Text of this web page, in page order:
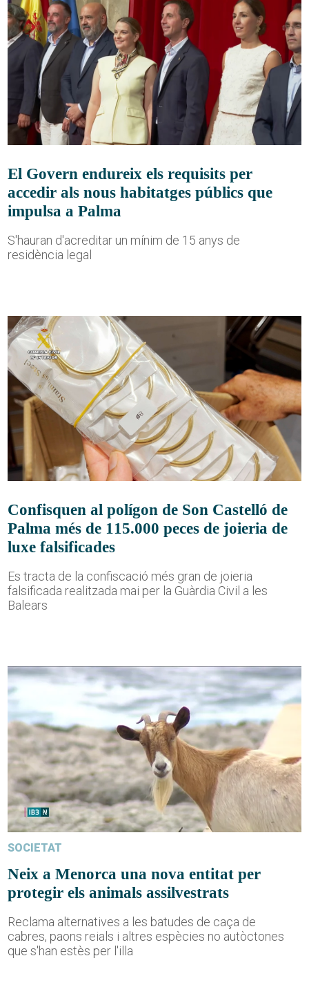
El Govern endureix els requisits per
accedir als nous habitatges públics que
impulsa a Palma
S'hauran d'acreditar un mínim de 15 anys de
residència legal
Confisquen al polígon de Son Castelló de
Palma més de 115.000 peces de joieria de
luxe falsificades
Es tracta de la confiscació més gran de joieria
falsificada realitzada mai per la Guàrdia Civil a les
Balears
SOCIETAT
Neix a Menorca una nova entitat per
protegir els animals assilvestrats
Reclama alternatives a les batudes de caça de
cabres, paons reials i altres espècies no autòctones
que s'han estès per l'illa